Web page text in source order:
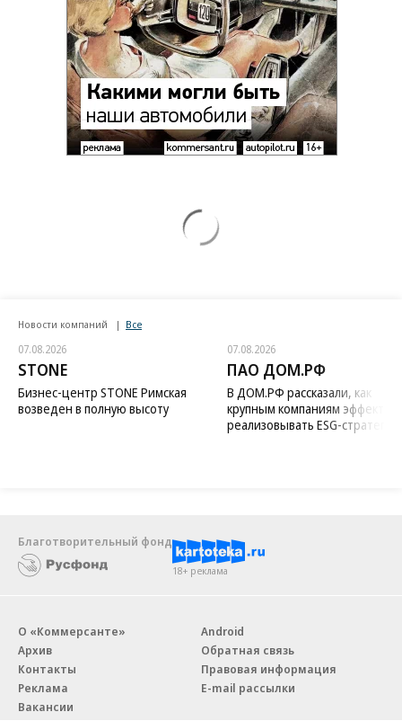
Новости компаний Все
07.08.2026
STONE
Бизнес-центр STONE Римская
возведен в полную высоту
07.08.2026
ПАО ДОМ.РФ
В ДОМ.РФ рассказали, как
крупным компаниям
реализовывать ESG-стратегию
Благотворительный фонд
18+ реклама
О «Коммерсанте»
Архив
Контакты
Реклама
Вакансии
Android
Обратная связь
Правовая информация
E-mail рассылки